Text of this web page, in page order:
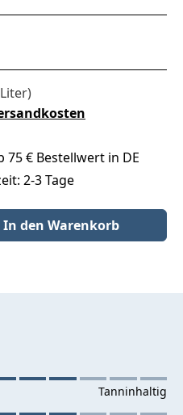
€ Bestellwert in DE
2-3 Tage
Wert ein oder benutze
In den Warenkorb